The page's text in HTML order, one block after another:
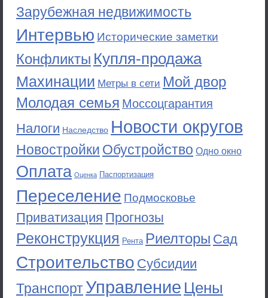
Зарубежная недвижимость
Интервью Исторические заметки
Конфликты Купля-продажа
Махинации Метры в сети Мой двор
Молодая семья Моссоцгарантия
Налоги Наследство Новости округов
Новостройки Обустройство Одно окно
Оплата Оценка Паспортизация
Переселение Подмосковье
Приватизация Прогнозы
Реконструкция Рента Риелторы Сад
Строительство Субсидии
ТранспортУправление Цены